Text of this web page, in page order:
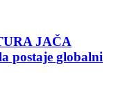
JAČA
postaje globalni